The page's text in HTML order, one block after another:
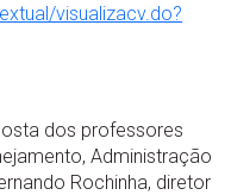
visualizacv.do?
dos professores
Administração
Rochinha, diretor